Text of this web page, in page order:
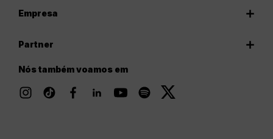
Empresa
Partner
Nós também voamos em